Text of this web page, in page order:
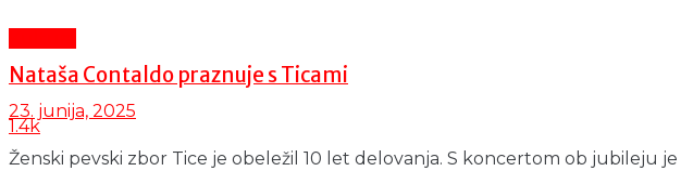
Nataša Contaldo praznuje s Ticami
23. junija, 2025
1.4k
Ženski pevski zbor Tice je obeležil 10 let delovanja. S koncertom ob jubileju je